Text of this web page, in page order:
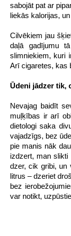
sabojāt pat ar
liekās kalorijas,
Cilvēkiem jau
daļā gadījumu
slimniekiem, kuri
Arī cigaretes, kas
Ūdeni jādzer tik,
Nevajag baidīt
muļķības ir arī
dietologi saka
vajadzīgs, bez
pie manis nāk
izdzert, man slikti
dzer, cik gribi, un
litrus – dzeriet
bez
var notikt,